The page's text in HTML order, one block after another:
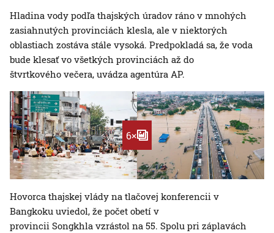
Hladina vody podľa thajských úradov ráno v mnohých
zasiahnutých provinciách klesla, ale v niektorých
oblastiach zostáva stále vysoká. Predpokladá sa, že voda
bude klesať vo všetkých provinciách až do
štvrtkového večera, uvádza agentúra AP.
6×
Hovorca thajskej vlády na tlačovej konferencii v
Bangkoku uviedol, že počet obetí v
provincii Songkhla vzrástol na 55. Spolu pri záplavách